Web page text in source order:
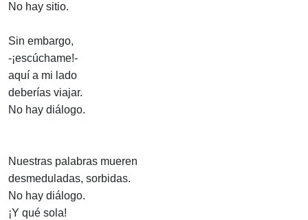
No hay sitio.
Sin embargo,
-¡escúchame!-
aquí a mi lado
deberías viajar.
No hay diálogo.
Nuestras palabras mueren
desmeduladas, sorbidas.
No hay diálogo.
¡Y qué sola!